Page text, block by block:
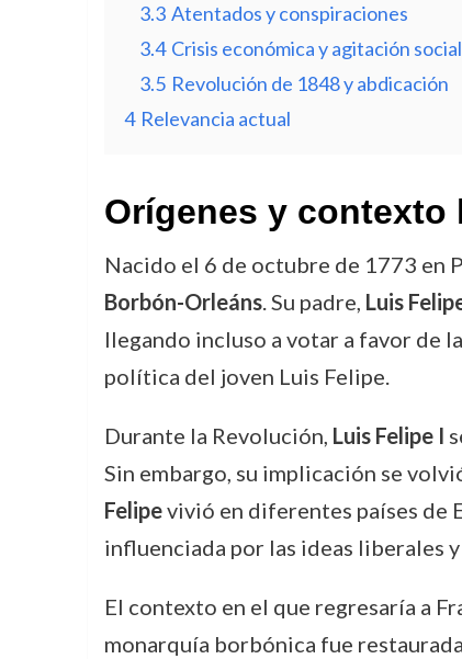
3.3 Atentados y conspiraciones
3.4 Crisis económica y agitación
3.5 Revolución de 1848 y abdicación
4 Relevancia actual
Orígenes y contexto
Nacido el 6 de octubre de 1773 en
Borbón-Orleáns. Su padre, Luis
llegando incluso a votar a favor de
política del joven Luis Felipe.
Durante la Revolución, Luis Felipe I
Sin embargo, su implicación se
Felipevivió en diferentes países de
influenciada por las ideas liberales
El contexto en el que regresaría a
monarquía borbónica fue